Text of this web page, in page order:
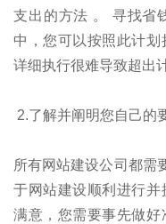
支出的方法 。 寻找省
中，您可以按照此计
详细执行很难导致超出
2.了解并阐明您自己的
所有网站建设公司都需
于网站建设顺利进行
满意，您需要事先做好